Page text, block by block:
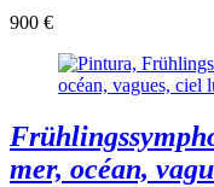
900 €
mer, océan,